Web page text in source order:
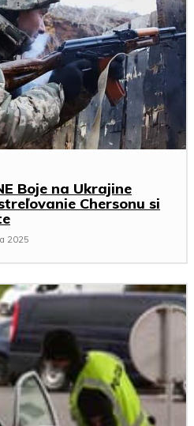
Boje na Ukrajine
Chersonu si
2025